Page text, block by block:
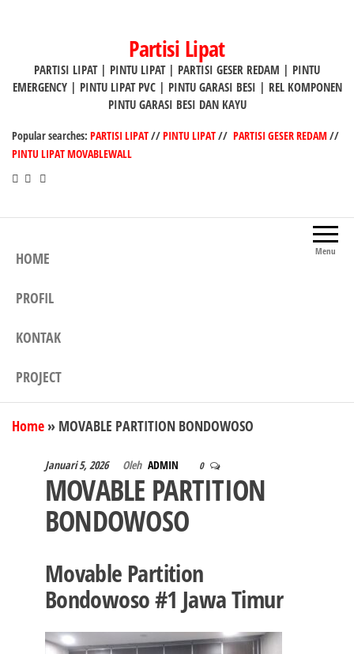
Partisi Lipat
PARTISI LIPAT | PINTU LIPAT | PARTISI GESER REDAM | PINTU
EMERGENCY | PINTU LIPAT PVC | PINTU GARASI BESI | REL KOMPONEN
PINTU GARASI BESI DAN KAYU
Popular searches: PARTISI LIPAT//PINTU LIPAT// PARTISI GESER REDAM//
PINTU LIPAT MOVABLEWALL
Menu
HOME
PROFIL
KONTAK
PROJECT
Home » MOVABLE PARTITION BONDOWOSO
Januari 5, 2026 Oleh ADMIN 0
MOVABLE PARTITION
BONDOWOSO
Movable Partition
Bondowoso #1 Jawa Timur